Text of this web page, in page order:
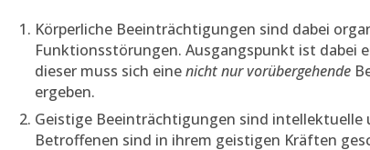
Körperliche Beeinträchtigungen sind dabei
Funktionsstörungen. Ausgangspunkt ist dabei
dieser muss sich einenicht nur vorübergehende
ergeben.
Geistige Beeinträchtigungen sind
Betroffenen sind in ihrem geistigen Kräften